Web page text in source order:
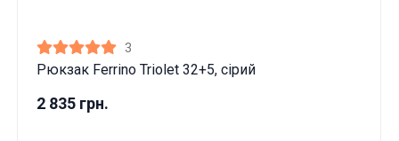
3
Рюкзак Ferrino Triolet 32+5, сірий
2 835 грн.